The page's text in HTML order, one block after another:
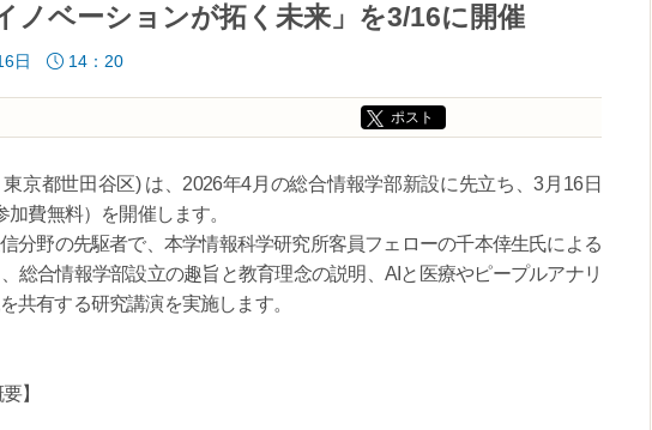
ノベーションが拓く未来」を3/16に開催
日 14：20
ポスト
京都世田谷区) は、2026年4月の総合情報学部新設に先立ち、3月16日
費無料）を開催します。
分野の先駆者で、本学情報科学研究所客員フェローの千本倖生氏による
総合情報学部設立の趣旨と教育理念の説明、AIと医療やピープルアナリ
共有する研究講演を実施します。
】